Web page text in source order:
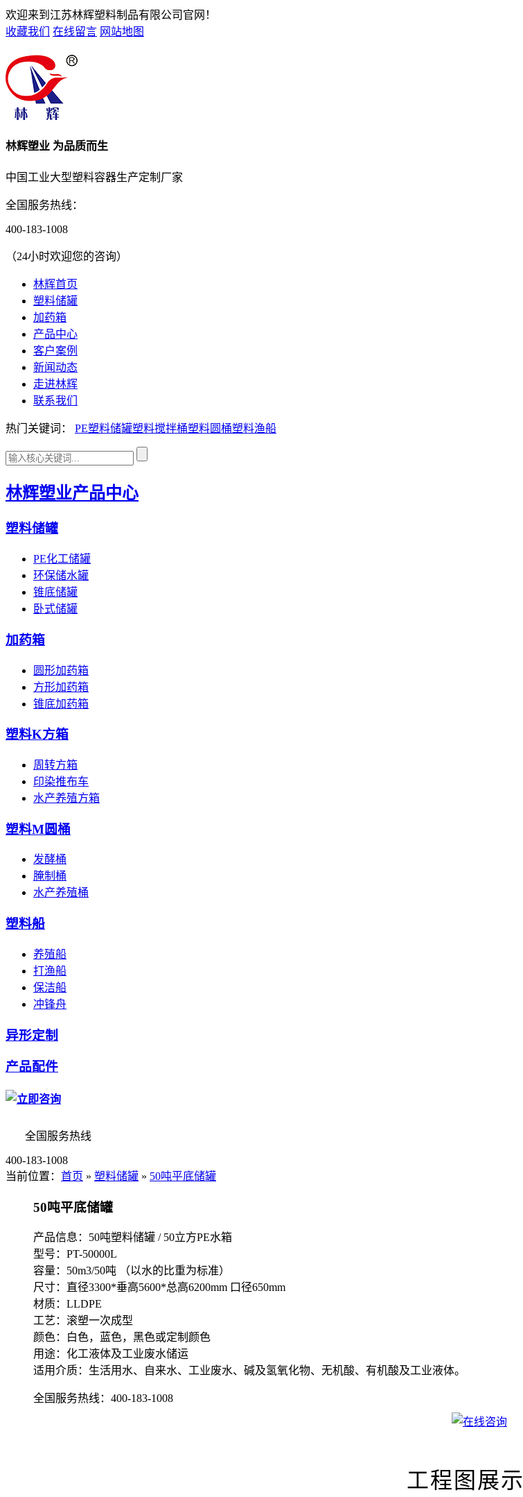
欢迎来到江苏林辉塑料制品有限公司官网！
收藏我们
在线留言 网站地图
林辉塑业 为品质而生
中国工业大型塑料容器生产定制厂家
全国服务热线：
400-183-1008
（24小时欢迎您的咨询）
林辉首页
塑料储罐
加药箱
产品中心
客户案例
新闻动态
走进林辉
联系我们
热门关键词： PE塑料储罐塑料搅拌桶塑料圆桶塑料渔船
林辉塑业产品中心
塑料储罐
PE化工储罐
环保储水罐
锥底储罐
卧式储罐
加药箱
圆形加药箱
方形加药箱
锥底加药箱
塑料K方箱
周转方箱
印染推布车
水产养殖方箱
塑料M圆桶
发酵桶
腌制桶
水产养殖桶
塑料船
养殖船
打渔船
保洁船
冲锋舟
异形定制
产品配件
全国服务热线
400-183-1008
当前位置： 首页 » 塑料储罐 » 50吨平底储罐
50吨平底储罐
产品信息：50吨塑料储罐 / 50立方PE水箱
型号：PT-50000L
容量：50m3/50吨 （以水的比重为标准）
尺寸：直径3300*垂高5600*总高6200mm 口径650mm
材质：LLDPE
工艺：滚塑一次成型
颜色：白色，蓝色，黑色或定制颜色
用途：化工液体及工业废水储运
适用介质：生活用水、自来水、工业废水、碱及氢氧化物、无机酸、有机酸及工业液体。
全国服务热线： 400-183-1008
工程图展示